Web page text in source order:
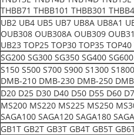
THBB71 THBB101 THBB301
UB2 UB4 UB5 UB7 UB8A UB8A1
OUB308 OUB308A OUB309
UB23 TOP25 TOP30 TOP35
SG200 SG300 SG350 SG400
S150 S500 S700 S900 S1300
DMB-210 DMB-230 DMB-250
D20 D25 D30 D40 D50 D55 D60
MS200 MS220 MS225 MS250
SAGA100 SAGA120 SAGA180
GB1T GB2T GB3T GB4T GB5T